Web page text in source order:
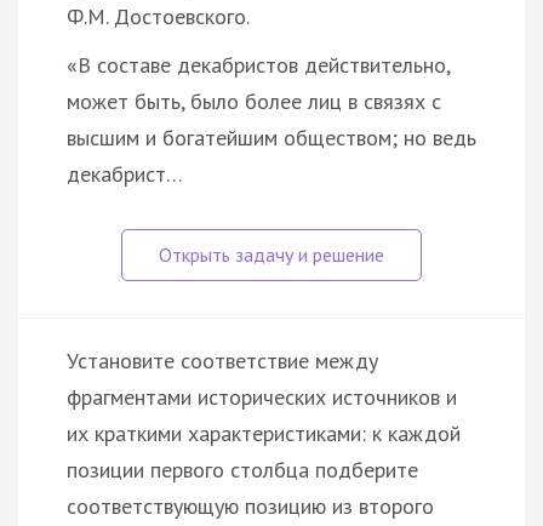
Ф.М. Достоевского.
«В составе декабристов действительно,
может быть, было более лиц в связях с
высшим и богатейшим обществом; но ведь
декабрист…
Установите соответствие между
фрагментами исторических источников и
их краткими характеристиками: к каждой
позиции первого столбца подберите
соответствующую позицию из второго